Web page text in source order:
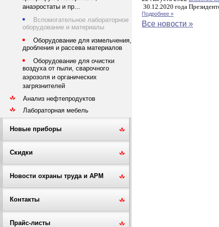
анаэростаты и пр...
Вспомогательное лабораторное
оборудование и материалы
Оборудование для измельчения,
дробления и рассева материалов
Оборудование для очистки
воздуха от пыли, сварочного
аэрозоля и органических
загрязнителей
Анализ нефтепродуктов
Лабораторная мебель
Новые приборы
Скидки
Новости охраны труда и АРМ
Контакты
Прайс-листы
30.12.2020 года
Подробнее »
Все новости »